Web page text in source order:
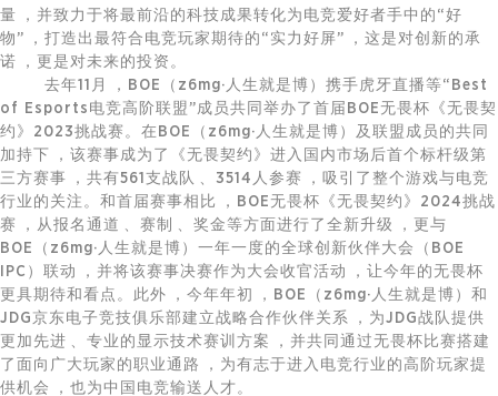
量，并致力于将最前沿的科技成果转化为电竞爱好者手中的“好
物”，打造出最符合电竞玩家期待的“实力好屏”，这是对创新的承
诺，更是对未来的投资。
去年11月，BOE（z6mg·人生就是博）携手虎牙直播等“Best
of Esports电竞高阶联盟”成员共同举办了首届BOE无畏杯《无畏契
约》2023挑战赛。在BOE（z6mg·人生就是博）及联盟成员的共同
加持下，该赛事成为了《无畏契约》进入国内市场后首个标杆级第
三方赛事，共有561支战队、3514人参赛，吸引了整个游戏与电竞
行业的关注。和首届赛事相比，BOE无畏杯《无畏契约》2024挑战
赛，从报名通道、赛制、奖金等方面进行了全新升级，更与
BOE（z6mg·人生就是博）一年一度的全球创新伙伴大会（BOE
IPC）联动，并将该赛事决赛作为大会收官活动，让今年的无畏杯
更具期待和看点。此外，今年年初，BOE（z6mg·人生就是博）和
JDG京东电子竞技俱乐部建立战略合作伙伴关系，为JDG战队提供
更加先进、专业的显示技术赛训方案，并共同通过无畏杯比赛搭建
了面向广大玩家的职业通路，为有志于进入电竞行业的高阶玩家提
供机会，也为中国电竞输送人才。